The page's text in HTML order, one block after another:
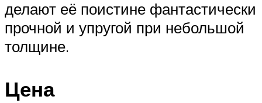
делают её поистине фантастически
прочной и упругой при небольшой
толщине.
Цена